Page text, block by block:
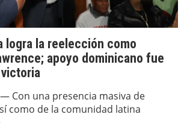
logra la reelección como
apoyo dominicano fue
Con una presencia masiva de
como de la comunidad latina